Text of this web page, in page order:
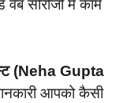
सीरीजों में काम
(Neha Gupta
आपको कैसी